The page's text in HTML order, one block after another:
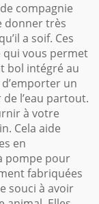
compagnie
donner très
a soif. Ces
qui vous permet
bol intégré au
un
l’eau partout.
à votre
Cela aide
en
pompe pour
fabriquées
souci à avoir